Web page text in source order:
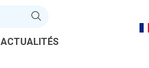
ACTUALITÉS